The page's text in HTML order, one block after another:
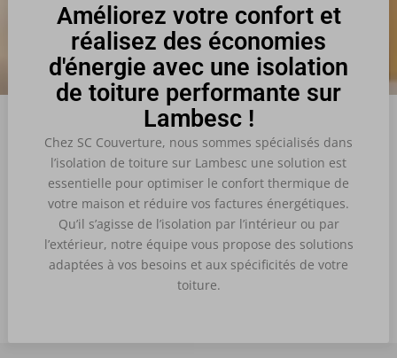
Améliorez votre confort et
réalisez des économies
d'énergie avec une isolation
de toiture performante sur
Lambesc !
Chez SC Couverture, nous sommes spécialisés dans
l’isolation de toiture sur Lambesc une solution est
essentielle pour optimiser le confort thermique de
votre maison et réduire vos factures énergétiques.
Qu’il s’agisse de l’isolation par l’intérieur ou par
l’extérieur, notre équipe vous propose des solutions
adaptées à vos besoins et aux spécificités de votre
toiture.